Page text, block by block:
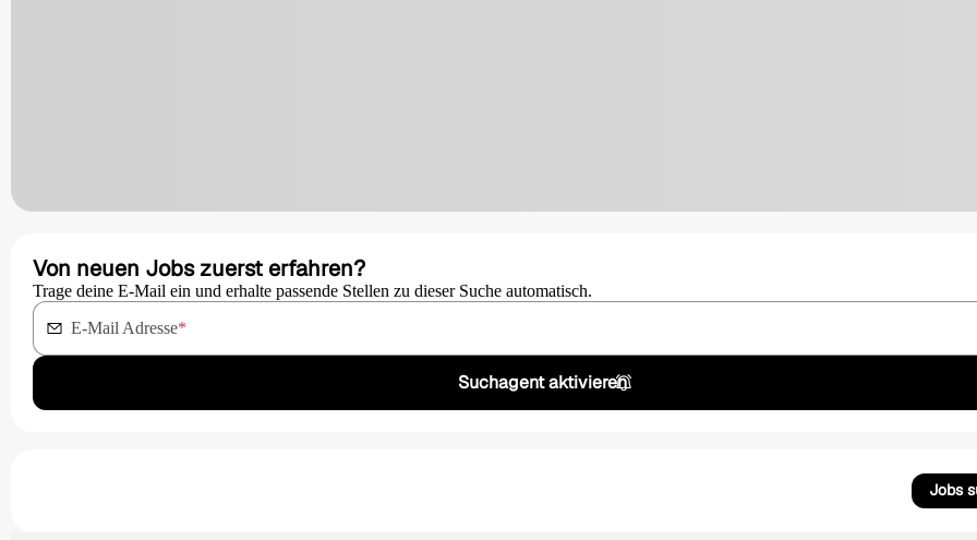
Von neuen Jobs zuerst erfahren?
Trage deine E-Mail ein und erhalte passende Stellen zu dieser Suche automatisch.
E-Mail Adresse*
Suchagent aktivieren
Jobs